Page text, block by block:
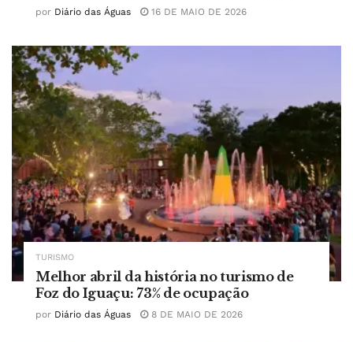
por Diário das Águas 16 DE MAIO DE 2026
TURISMO
Melhor abril da história no turismo de
Foz do Iguaçu: 73% de ocupação
por Diário das Águas 8 DE MAIO DE 2026